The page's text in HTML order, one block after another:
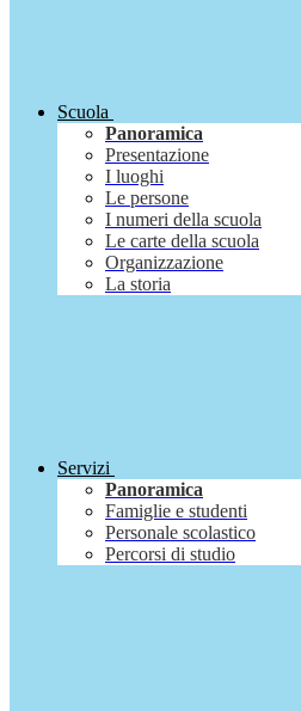
Scuola
Panoramica
Presentazione
I luoghi
Le persone
I numeri della scuola
Le carte della scuola
Organizzazione
La storia
Servizi
Panoramica
Famiglie e studenti
Personale scolastico
Percorsi di studio